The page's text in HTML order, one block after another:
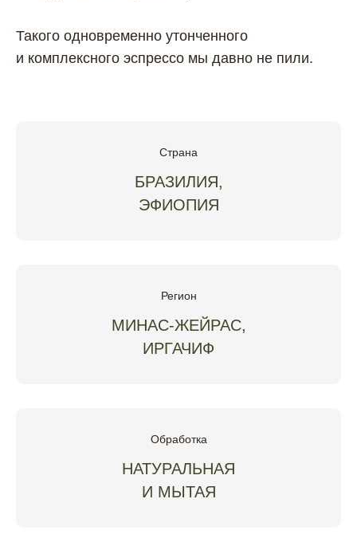
Такого одновременно утонченного
и комплексного эспрессо мы давно не пили.
Страна
БРАЗИЛИЯ,
ЭФИОПИЯ
Регион
МИНАС-ЖЕЙРАС,
ИРГАЧИФ
Обработка
НАТУРАЛЬНАЯ
И МЫТАЯ